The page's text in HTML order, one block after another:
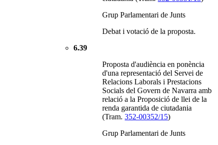
Grup Parlamentari de Junts
Debat i votació de la proposta.
6.39
Proposta d'audiència en ponència
d'una representació del Servei de
Relacions Laborals i Prestacions
Socials del Govern de Navarra amb
relació a la Proposició de llei de la
renda garantida de ciutadania
(Tram.352-00352/15)
Grup Parlamentari de Junts